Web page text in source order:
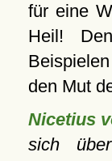
für eine
Heil!
den Mut
Nicetius
sich